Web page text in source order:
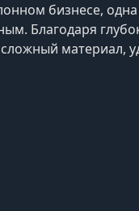
бизнесе,
Благодаря
материал,
и автором